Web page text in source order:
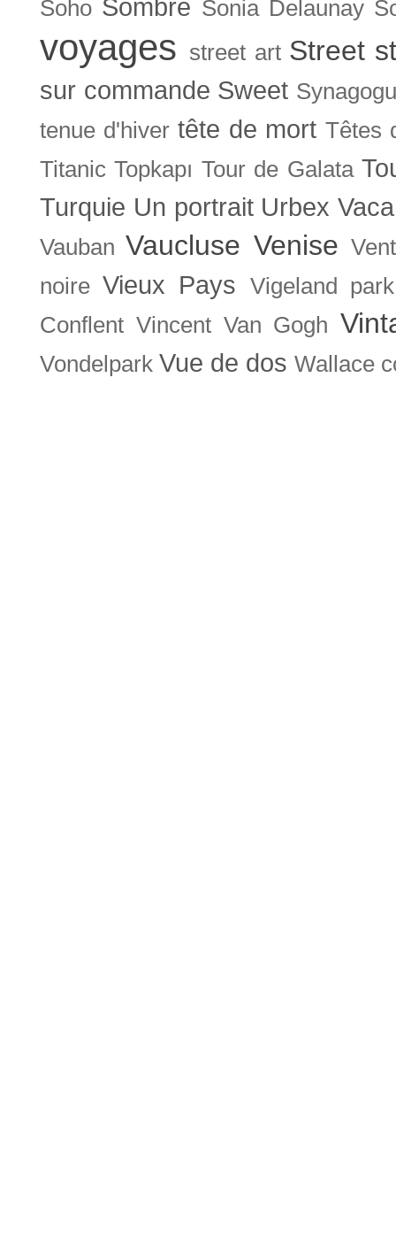
Soho Sombre Sonia Delaunay
voyages street art Street
sur commande Sweet
tenue d'hiver tête de mort Têtes
Titanic Topkapı Tour de Galata
Turquie Un portrait Urbex
Vauban Vaucluse Venise
noire Vieux Pays
Vigeland park
Conflent Vincent Van Gogh
Vondelpark Vue de dos Wallace